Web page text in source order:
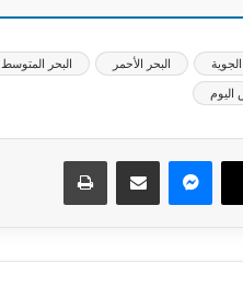
البحر الأحمر البحر المتوسط
ماسنجر مشاركة عبر البريد طباعة